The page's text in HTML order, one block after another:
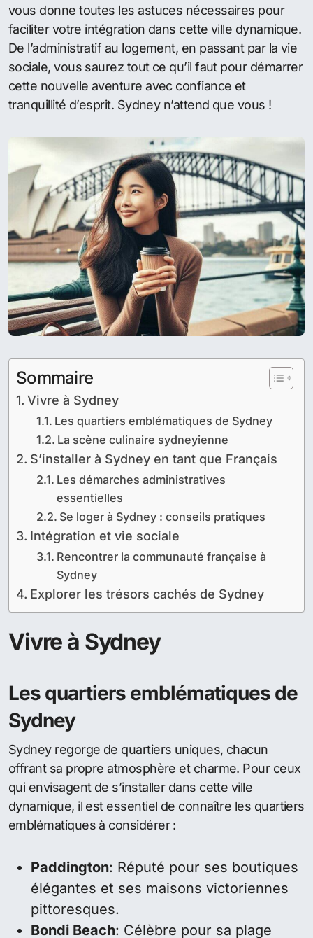
vous donne toutes les astuces nécessaires pour
faciliter votre intégration dans cette ville dynamique.
De l’administratif au logement, en passant par la vie
sociale, vous saurez tout ce qu’il faut pour démarrer
cette nouvelle aventure avec confiance et
tranquillité d’esprit. Sydney n’attend que vous !
Sommaire
Vivre à Sydney
Les quartiers emblématiques de Sydney
La scène culinaire sydneyienne
S’installer à Sydney en tant que Français
Les démarches administratives
essentielles
Se loger à Sydney : conseils pratiques
Intégration et vie sociale
Rencontrer la communauté française à
Sydney
Explorer les trésors cachés de Sydney
Vivre à Sydney
Les quartiers emblématiques de
Sydney
Sydney regorge de quartiers uniques, chacun
offrant sa propre atmosphère et charme. Pour ceux
qui envisagent de s’installer dans cette ville
dynamique, il est essentiel de connaître les quartiers
emblématiques à considérer :
Paddington: Réputé pour ses boutiques
élégantes et ses maisons victoriennes
pittoresques.
Bondi Beach: Célèbre pour sa plage